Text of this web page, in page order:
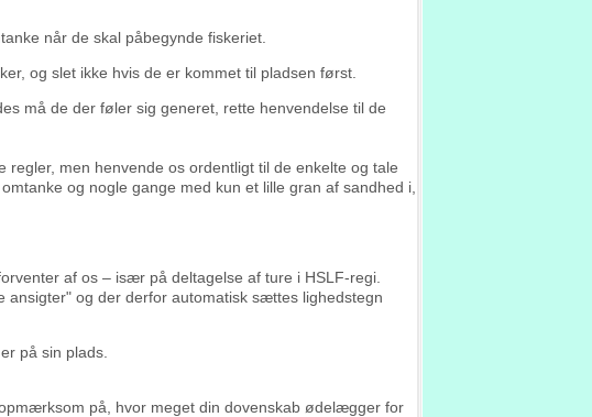
når de skal påbegynde fiskeriet.
og slet ikke hvis de er kommet til pladsen først.
må de der føler sig generet, rette henvendelse til de
men henvende os ordentligt til de enkelte og tale
og nogle gange med kun et lille gran af sandhed i,
af os – især på deltagelse af ture i HSLF-regi.
og der derfor automatisk sættes lighedstegn
på sin plads.
på, hvor meget din dovenskab ødelægger for